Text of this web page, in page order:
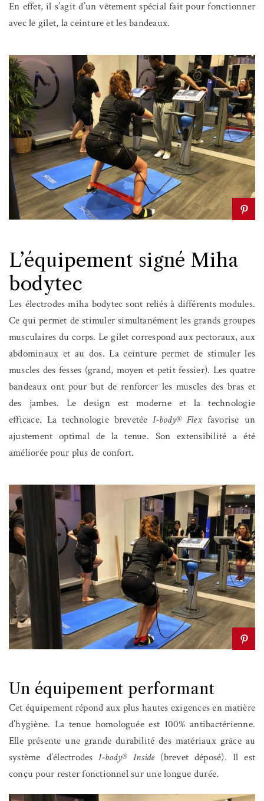
En effet, il s’agit d’un vêtement spécial fait pour fonctionner
avec le gilet, la ceinture et les bandeaux.
L’équipement signé Miha
bodytec
Les électrodes miha bodytec sont reliés à différents modules.
Ce qui permet de stimuler simultanément les grands groupes
musculaires du corps. Le gilet correspond aux pectoraux, aux
abdominaux et au dos. La ceinture permet de stimuler les
muscles des fesses (grand, moyen et petit fessier). Les quatre
bandeaux ont pour but de renforcer les muscles des bras et
des jambes. Le design est moderne et la technologie
efficace. La technologie brevetéeI-body® Flexfavorise un
ajustement optimal de la tenue. Son extensibilité a été
améliorée pour plus de confort.
Un équipement performant
Cet équipement répond aux plus hautes exigences en matière
d’hygiène. La tenue homologuée est 100% antibactérienne.
Elle présente une grande durabilité des matériaux grâce au
système d’électrodesI-body® Inside (brevet déposé). Il est
conçu pour rester fonctionnel sur une longue durée.